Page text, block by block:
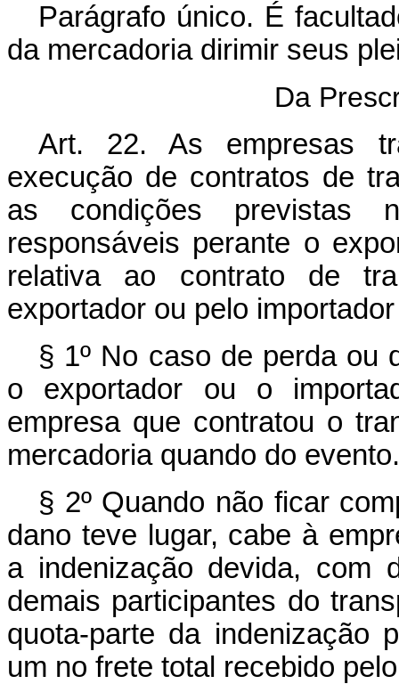
Parágrafo único. É
da mercadoria dirimir seus
Da
Art. 22. As empresas
execução de contratos de
as condições previstas
responsáveis perante o
relativa ao contrato de
exportador ou pelo
§ 1º No caso de perda ou
o exportador ou o
empresa que contratou o
mercadoria quando do evento.
§ 2º Quando não ficar
dano teve lugar, cabe à
a indenização devida, com
demais participantes do
quota-parte da indenização
um no frete total recebido